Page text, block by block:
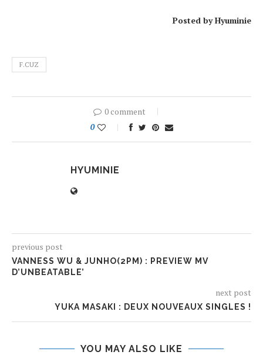
Posted by Hyuminie
F.CUZ
0 comment
0
HYUMINIE
previous post
VANNESS WU & JUNHO(2PM) : PREVIEW MV
D’UNBEATABLE’
next post
YUKA MASAKI : DEUX NOUVEAUX SINGLES !
YOU MAY ALSO LIKE